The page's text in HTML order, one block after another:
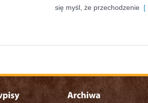
się myśl, że przechodzenie [